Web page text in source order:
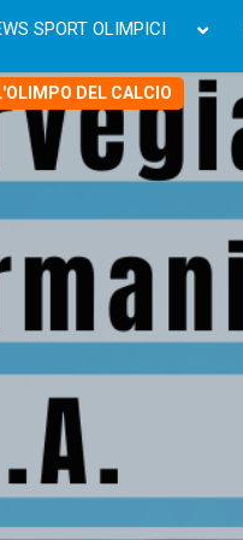
SPORT OLIMPICI
DEL CALCIO